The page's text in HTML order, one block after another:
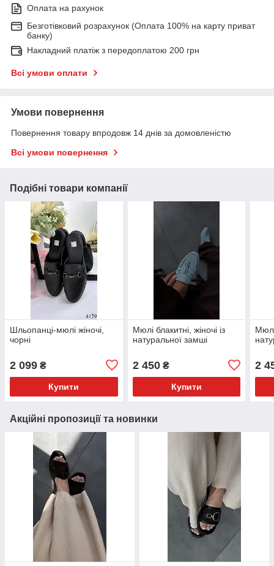
Оплата на рахунок
Безготівковий розрахунок (Оплата 100% на карту приват
банку)
Накладний платіж з передоплатою 200 грн
Всі умови оплати
Умови повернення
Повернення товару впродовж 14 днів за домовленістю
Всі умови повернення
Подібні товари компанії
Шльопанці-мюлі жіночі,
чорні
2 099 ₴
Купити
Мюлі блакитні, жіночі із
натуральної замші
2 450₴
Купити
2
Акційні пропозиції та новинки